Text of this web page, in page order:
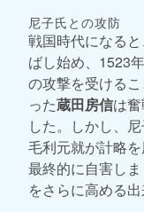
尼子氏との攻防
戦国時代になる
ばし始め、1523
の攻撃を受ける
った蔵田房信は
した。しかし、
毛利元就が計略
最終的に自害し
をさらに高める出